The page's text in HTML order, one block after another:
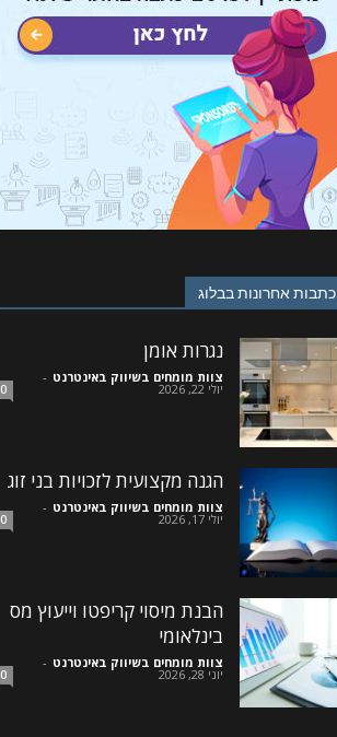
כתבות אחרונות בבלוג
נגרות אומן
צוות מומחים בשיווק באינטרנט -
יולי 22, 2026 0
הגנה מקצועית לזכויות בני זוג
צוות מומחים בשיווק באינטרנט -
יולי 17, 2026 0
הבנת מיסוי קריפטו וייעוץ מס
בינלאומי
צוות מומחים בשיווק באינטרנט -
יוני 28, 2026 0